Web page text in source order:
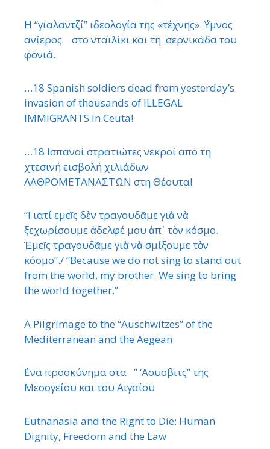
Η “γιαλαντζί” ιδεολογία της «τέχνης». ΄Υμνος
ανίερος στο νταϊλίκι και τη σερνικάδα του
φονιά.
…18 Spanish soldiers dead from yesterday’s
invasion of thousands of ILLEGAL
IMMIGRANTS in Ceuta!
…18 Ισπανοί στρατιώτες νεκροί από τη
χτεσινή εισβολή χιλιάδων
ΛΑΘΡΟΜΕΤΑΝΑΣΤΩΝ στη Θέουτα!
“Γιατί εμεῖς δὲν τραγουδᾶμε γιὰ νὰ
ξεχωρίσουμε ἀδελφέ μου ἀπ᾿ τὸν κόσμο.
Ἐμεῖς τραγουδᾶμε γιὰ νὰ σμίξουμε τὸν
κόσμο”./ “Because we do not sing to stand out
from the world, my brother. We sing to bring
the world together.”
A Pilgrimage to the “Auschwitzes” of the
Mediterranean and the Aegean
΄Ενα προσκύνημα στα ” ‘Αουσβιτς” της
Μεσογείου και του Αιγαίου
Euthanasia and the Right to Die: Human
Dignity, Freedom and the Law